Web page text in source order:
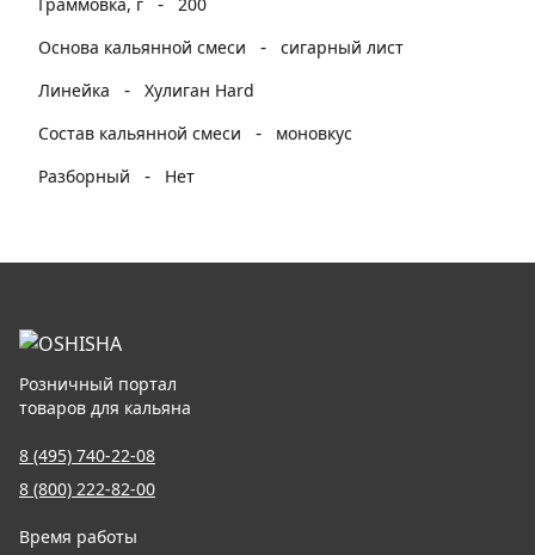
Основа кальянной смеси
- сигарный лист
Линейка
- Хулиган Hard
Состав кальянной смеси
-
моновкус
Разборный
- Нет
Розничный портал
товаров для кальяна
8 (495) 740-22-08
8 (800) 222-82-00
Время работы